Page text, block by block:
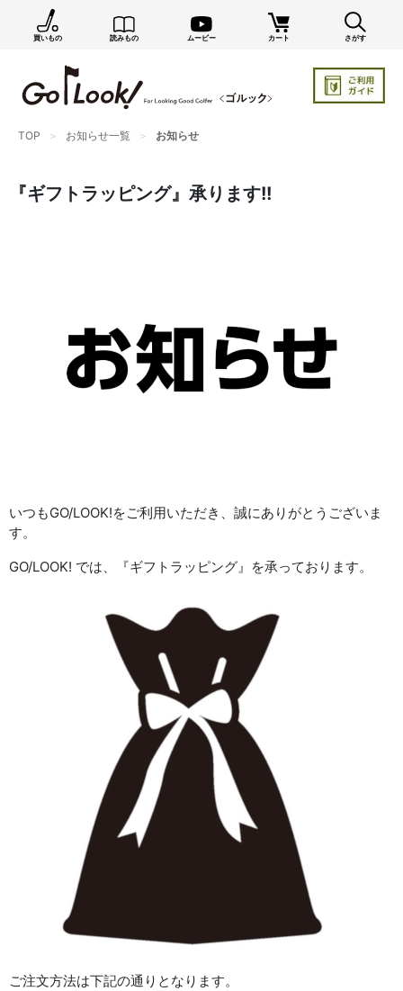
買いもの 読みもの ムービー カート さがす
TOP お知らせ一覧 お知らせ
『ギフトラッピング』承ります!!
いつもGO/LOOK!をご利用いただき、誠にありがとうございま
す。
GO/LOOK! では、『ギフトラッピング』を承っております。
ご注文方法は下記の通りとなります。